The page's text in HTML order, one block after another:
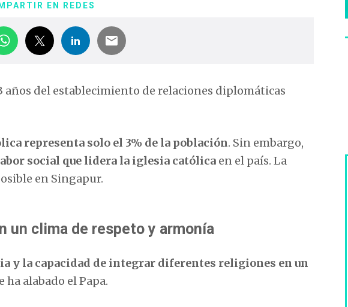
EN REDES
del establecimiento de relaciones diplomáticas
representa solo el 3% de la población. Sin embargo,
social que lidera la iglesia católica en el país. La
en Singapur.
un clima de respeto y armonía
y la capacidad de integrar diferentes religiones en un
ha alabado el Papa.